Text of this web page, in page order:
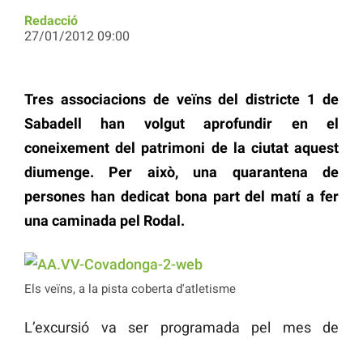
Redacció
27/01/2012 09:00
Tres associacions de veïns del districte 1 de
Sabadell han volgut aprofundir en el
coneixement del patrimoni de la ciutat aquest
diumenge. Per això, una quarantena de
persones han dedicat bona part del matí a fer
una caminada pel Rodal.
Els veïns, a la pista coberta d'atletisme
L’excursió va ser programada pel mes de